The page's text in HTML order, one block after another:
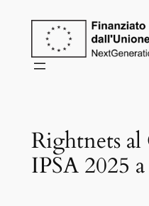
contenuto
Rightnets
IPSA 2025